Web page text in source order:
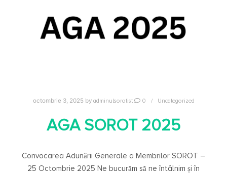
octombrie 3, 2025 by adminulsorotist 0 Uncategorized
AGA SOROT 2025
Convocarea Adunării Generale a Membrilor SOROT –
25 Octombrie 2025 Ne bucurăm să ne întâlnim și în